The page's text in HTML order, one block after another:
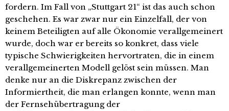
fordern. Im Fall von „Stuttgart 21“ ist das auch schon
geschehen. Es war zwar nur ein Einzelfall, der von
keinem Beteiligten auf alle Ökonomie verallgemeinert
wurde, doch war er bereits so konkret, dass viele
typische Schwierigkeiten hervortraten, die in einem
verallgemeinerten Modell gelöst sein müssen. Man
denke nur an die Diskrepanz zwischen der
Informiertheit, die man erlangen konnte, wenn man
der Fernsehübertragung der